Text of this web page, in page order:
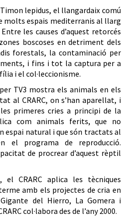
lepidus, el llangardaix comú
molts espais mediterranis al llarg
les causes d’aquest retorcés
boscoses en detriment dels
forestals, la contaminació per
i fins i tot la captura per a
i el col·leccionisme.
TV3 mostra els animals en els
al CRARC, on s’han aparellat, i
primeres cries a principi de la
com animals ferits, que no
espai natural i que són tractats al
el programa de reproducció.
de procrear d’aquest rèptil
CRARC aplica les tècniques
amb els projectes de cria en
del Hierro, La Gomera i
col·labora des de l’any 2000.